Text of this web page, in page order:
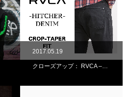
2017.05.19
クローズアップ： RVCA –…